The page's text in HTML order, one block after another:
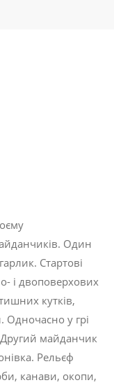
Один
Стартові
і двоповерхових
кутків,
Одночасно у грі
Другий майданчик
Рельєф
канави, окопи,